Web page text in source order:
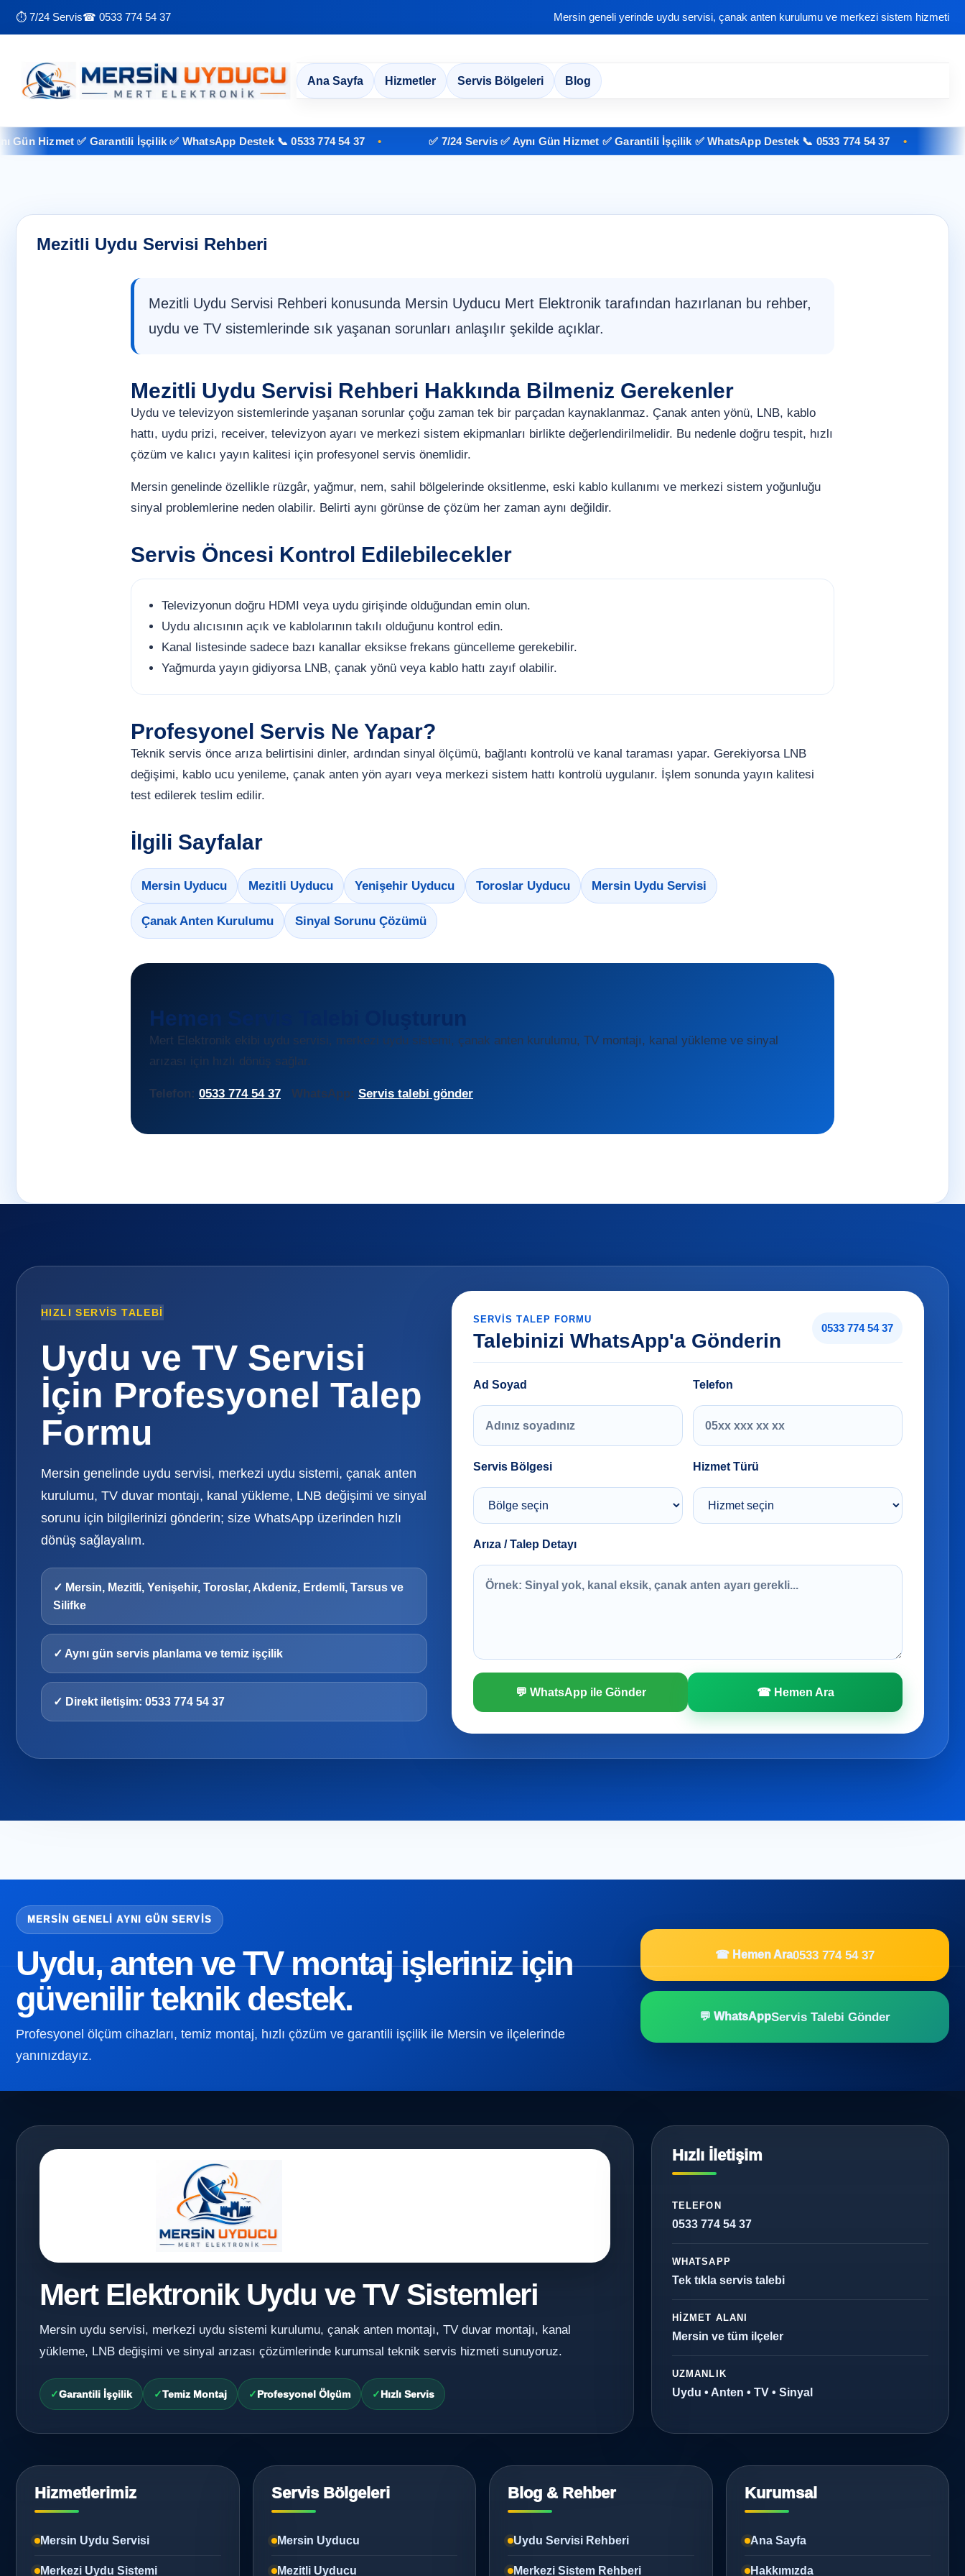
⏱ 7/24 Servis☎ 0533 774 54 37 Mersin geneli yerinde uydu servisi, çanak anten kurulumu ve merkezi sistem hizmeti
Ana Sayfa Hizmetler Servis Bölgeleri Blog
Hizmet ✅ Garantili İşçilik ✅ WhatsApp Destek 📞 0533 774 54 37 ✅ 7/24 Servis ✅ Aynı Gün Hizmet ✅ Garantili İşçilik ✅ WhatsApp Destek 📞 0533 774 54 37
Mezitli Uydu Servisi Rehberi
Mezitli Uydu Servisi Rehberi konusunda Mersin Uyducu Mert Elektronik tarafından hazırlanan bu rehber,
uydu ve TV sistemlerinde sık yaşanan sorunları anlaşılır şekilde açıklar.
Mezitli Uydu Servisi Rehberi Hakkında Bilmeniz Gerekenler
Uydu ve televizyon sistemlerinde yaşanan sorunlar çoğu zaman tek bir parçadan kaynaklanmaz. Çanak anten yönü, LNB, kablo
hattı, uydu prizi, receiver, televizyon ayarı ve merkezi sistem ekipmanları birlikte değerlendirilmelidir. Bu nedenle doğru tespit, hızlı
çözüm ve kalıcı yayın kalitesi için profesyonel servis önemlidir.
Mersin genelinde özellikle rüzgâr, yağmur, nem, sahil bölgelerinde oksitlenme, eski kablo kullanımı ve merkezi sistem yoğunluğu
sinyal problemlerine neden olabilir. Belirti aynı görünse de çözüm her zaman aynı değildir.
Servis Öncesi Kontrol Edilebilecekler
Televizyonun doğru HDMI veya uydu girişinde olduğundan emin olun.
Uydu alıcısının açık ve kablolarının takılı olduğunu kontrol edin.
Kanal listesinde sadece bazı kanallar eksikse frekans güncelleme gerekebilir.
Yağmurda yayın gidiyorsa LNB, çanak yönü veya kablo hattı zayıf olabilir.
Profesyonel Servis Ne Yapar?
Teknik servis önce arıza belirtisini dinler, ardından sinyal ölçümü, bağlantı kontrolü ve kanal taraması yapar. Gerekiyorsa LNB
değişimi, kablo ucu yenileme, çanak anten yön ayarı veya merkezi sistem hattı kontrolü uygulanır. İşlem sonunda yayın kalitesi
test edilerek teslim edilir.
İlgili Sayfalar
Mersin Uyducu Mezitli Uyducu Yenişehir Uyducu Toroslar Uyducu Mersin Uydu Servisi
Çanak Anten Kurulumu Sinyal Sorunu Çözümü
Hemen Servis Talebi Oluşturun
Mert Elektronik ekibi uydu servisi, merkezi uydu sistemi, çanak anten kurulumu, TV montajı, kanal yükleme ve sinyal
arızası için hızlı dönüş sağlar.
Telefon: 0533 774 54 37 WhatsApp: Servis talebi gönder
HIZLI SERVIS TALEBI
Uydu ve TV Servisi
İçin Profesyonel Talep
Formu
Mersin genelinde uydu servisi, merkezi uydu sistemi, çanak anten
kurulumu, TV duvar montajı, kanal yükleme, LNB değişimi ve sinyal
sorunu için bilgilerinizi gönderin; size WhatsApp üzerinden hızlı
dönüş sağlayalım.
✓ Mersin, Mezitli, Yenişehir, Toroslar, Akdeniz, Erdemli, Tarsus ve
Silifke
✓ Aynı gün servis planlama ve temiz işçilik
✓ Direkt iletişim: 0533 774 54 37
SERVIS TALEP FORMU
Talebinizi WhatsApp'a Gönderin
0533 774 54 37
Ad Soyad Telefon
Servis Bölgesi Hizmet Türü
Arıza / Talep Detayı
💬 WhatsApp ile Gönder ☎ Hemen Ara
MERSIN GENELI AYNI GÜN SERVIS
Uydu, anten ve TV montaj işleriniz için
güvenilir teknik destek.
Profesyonel ölçüm cihazları, temiz montaj, hızlı çözüm ve garantili işçilik ile Mersin ve ilçelerinde
yanınızdayız.
☎ Hemen Ara0533 774 54 37
💬 WhatsAppServis Talebi Gönder
Mert Elektronik Uydu ve TV Sistemleri
Mersin uydu servisi, merkezi uydu sistemi kurulumu, çanak anten montajı, TV duvar montajı, kanal
yükleme, LNB değişimi ve sinyal arızası çözümlerinde kurumsal teknik servis hizmeti sunuyoruz.
Garantili İşçilik Temiz Montaj Profesyonel Ölçüm Hızlı Servis
Hızlı İletişim
TELEFON
0533 774 54 37
WHATSAPP
Tek tıkla servis talebi
HIZMET ALANI
Mersin ve tüm ilçeler
UZMANLIK
Uydu • Anten • TV • Sinyal
Hizmetlerimiz
Mersin Uydu Servisi
Merkezi Uydu Sistemi
Servis Bölgeleri
Mersin Uyducu
Mezitli Uyducu
Blog & Rehber
Uydu Servisi Rehberi
Merkezi Sistem Rehberi
Kurumsal
Ana Sayfa
Hakkımızda